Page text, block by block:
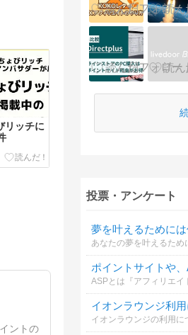
リッチに
ントの
投票・アンケート
夢を叶えるためには
イオンラウンジ利
イオンラウンジの利用